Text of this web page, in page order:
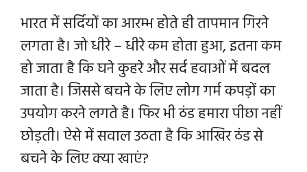
भारत में सर्दियों का आरम्भ होते ही तापमान गिरने
लगता है। जो धीरे – धीरे कम होता हुआ, इतना कम
हो जाता है कि घने कुहरे और सर्द हवाओं में बदल
जाता है। जिससे बचने के लिए लोग गर्म कपड़ों का
उपयोग करने लगते है। फिर भी ठंड हमारा पीछा नहीं
छोड़ती। ऐसे में सवाल उठता है कि आखिर ठंड से
बचने के लिए क्या खाएं?